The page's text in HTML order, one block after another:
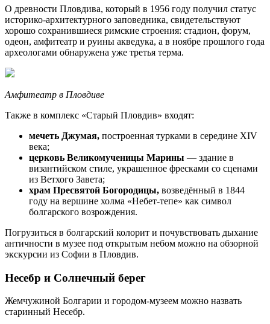
О древности Пловдива, который в 1956 году получил статус
историко-архитектурного заповедника, свидетельствуют
хорошо сохранившиеся римские строения: стадион, форум,
одеон, амфитеатр и руины акведука, а в ноябре прошлого года
археологами обнаружена уже третья терма.
Амфитеатр в Пловдиве
Также в комплекс «Старый Пловдив» входят:
мечеть Джумая, построенная турками в середине XIV
века;
церковь Великомученицы Марины — здание в
византийском стиле, украшенное фресками со сценами
из Ветхого Завета;
храм Пресвятой Богородицы, возведённый в 1844
году на вершине холма «Небет-тепе» как символ
болгарского возрождения.
Погрузиться в болгарский колорит и почувствовать дыхание
античности в музее под открытым небом можно на обзорной
экскурсии из Софии в Пловдив.
Несебр и Солнечный берег
Жемчужиной Болгарии и городом-музеем можно назвать
старинный Несебр.